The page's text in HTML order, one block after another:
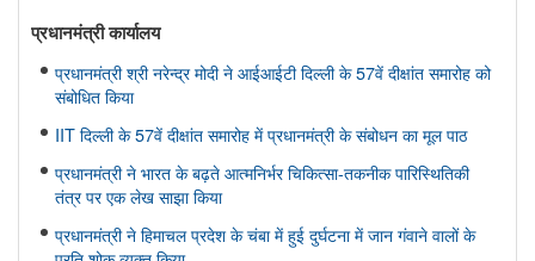
प्रधानमंत्री कार्यालय
प्रधानमंत्री श्री नरेन्द्र मोदी ने आईआईटी दिल्ली के 57वें दीक्षांत समारोह को
संबोधित किया
IIT दिल्ली के 57वें दीक्षांत समारोह में प्रधानमंत्री के संबोधन का मूल पाठ
प्रधानमंत्री ने भारत के बढ़ते आत्मनिर्भर चिकित्सा-तकनीक पारिस्थितिकी
तंत्र पर एक लेख साझा किया
प्रधानमंत्री ने हिमाचल प्रदेश के चंबा में हुई दुर्घटना में जान गंवाने वालों के